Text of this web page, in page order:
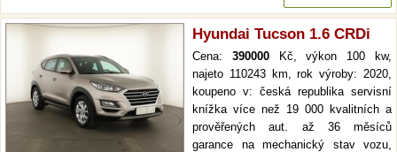
Hyundai Tucson 1.6 CRDi
Cena: 390000Kč, výkon 100 kw,
najeto 110243 km, rok výroby: 2020,
koupeno v: česká republika servisní
knížka více než 19 000 kvalitních a
prověřených aut. až 36 měsíců
garance na mechanický stav vozu,